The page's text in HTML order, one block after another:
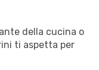
della cucina o
ti aspetta per